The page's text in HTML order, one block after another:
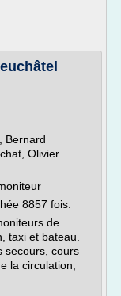
Bernard
Olivier
8857 fois.
de
taxi et bateau.
secours, cours
la circulation,